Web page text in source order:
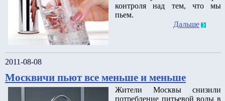
контроля над тем, что мы
пьем.
Дальше
2011-08-08
Москвичи пьют все меньше и меньше
Жители Москвы снизили
потребление питьевой воды в